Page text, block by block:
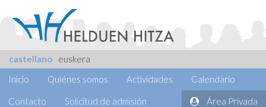
castellano
euskera
Inicio
Quiénes somos Actividades Calendario
Contacto Solicitud de admisión Área Privada